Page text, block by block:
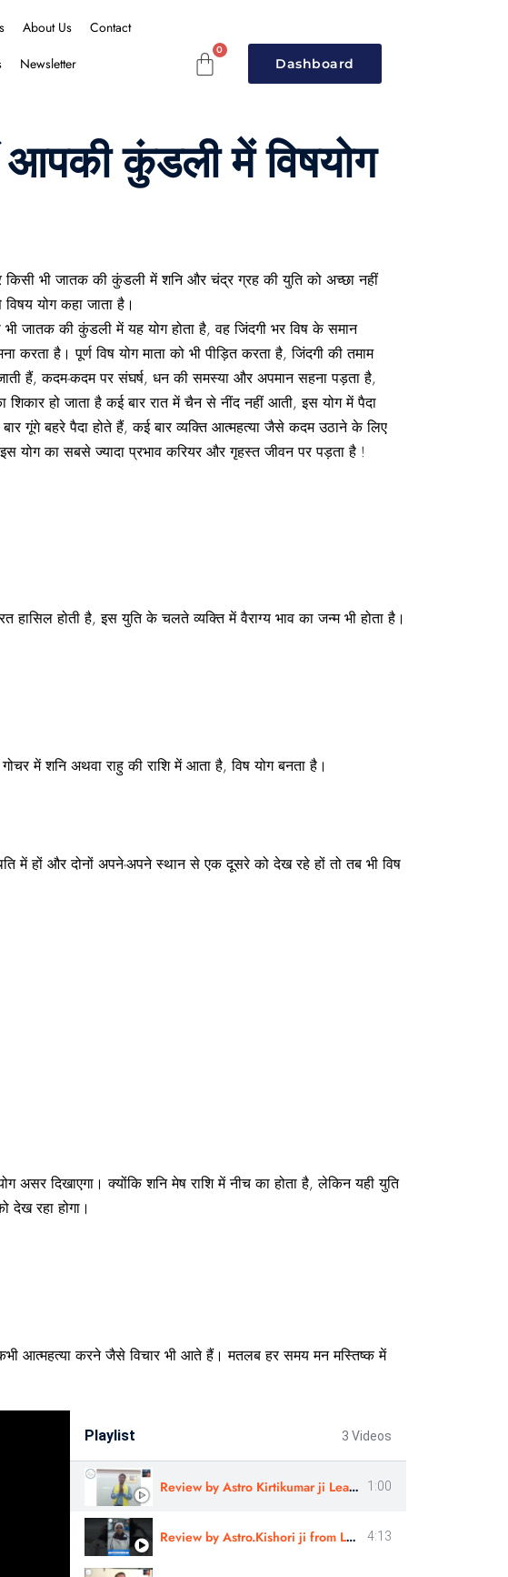
About Us
Contact
Newsletter
Dashboard
आपकी कुंडली में विषयोग
किसी भी जातक की कुंडली में शनि और चंद्र ग्रह की युति को अच्छा नहीं
योग कहा जाता है।
जातक की कुंडली में यह योग होता है, वह जिंदगी भर विष के समान
करता है। पूर्ण विष योग माता को भी पीड़ित करता है, जिंदगी की तमाम
जाती हैं, कदम-कदम पर संघर्ष, धन की समस्या और अपमान सहना पड़ता है,
हो जाता है कई बार रात में चैन से नींद नहीं आती, इस योग में पैदा
गूंगे बहरे पैदा होते हैं, कई बार व्यक्ति आत्महत्या जैसे कदम उठाने के लिए
योग का सबसे ज्यादा प्रभाव करियर और गृहस्त जीवन पर पड़ता है !
हासिल होती है, इस युति के चलते व्यक्ति में वैराग्य भाव का जन्म भी होता है।
में शनि अथवा राहु की राशि में आता है, विष योग बनता है।
में हों और दोनों अपने-अपने स्थान से एक दूसरे को देख रहे हों तो तब भी विष
दिखाएगा। क्योंकि शनि मेष राशि में नीच का होता है, लेकिन यही युति
देख रहा होगा।
आत्महत्या करने जैसे विचार भी आते हैं। मतलब हर समय मन मस्तिष्क में
Playlist 3 Videos
Review by Astro Kirtikumar ji Learn Astrology 1:00
Review by Astro.Kishori ji from London | Learn Astrology 4:13